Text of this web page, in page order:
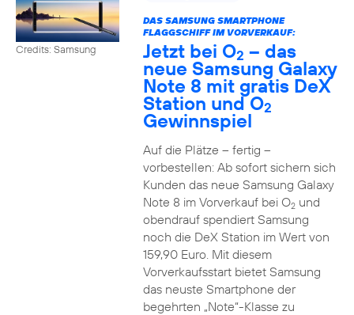
Credits: Samsung
DAS SAMSUNG SMARTPHONE
FLAGGSCHIFF IM VORVERKAUF:
Jetzt bei O2 – das
neue Samsung Galaxy
Note 8 mit gratis DeX
Station und O2
Gewinnspiel
Auf die Plätze – fertig –
vorbestellen: Ab sofort sichern sich
Kunden das neue Samsung Galaxy
Note 8 im Vorverkauf bei O2und
obendrauf spendiert Samsung
noch die DeX Station im Wert von
159,90 Euro. Mit diesem
Vorverkaufsstart bietet Samsung
das neuste Smartphone der
begehrten „Note“-Klasse zu